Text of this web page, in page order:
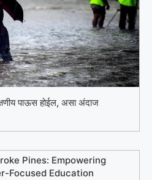
पाऊस होईल, असा अंदाज
Pines: Empowering
Focused Education